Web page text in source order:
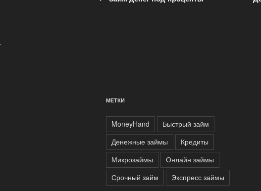
.
МЕТКИ
MoneyHand
Быстрый займ
Денежные займы
Кредиты
Микрозаймы
Онлайн займы
Срочный займ
Экспресс займы